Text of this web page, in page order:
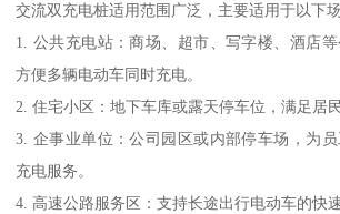
交流双充电桩适用范围广泛，主要适用于以下
1. 公共充电站：商场、超市、写字楼、酒店等
方便多辆电动车同时充电。
2. 住宅小区：地下车库或露天停车位，满足居
3. 企事业单位：公司园区或内部停车场，为
充电服务。
4. 高速公路服务区：支持长途出行电动车的快